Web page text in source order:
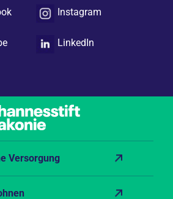
Instagram
LinkedIn
Versorgung